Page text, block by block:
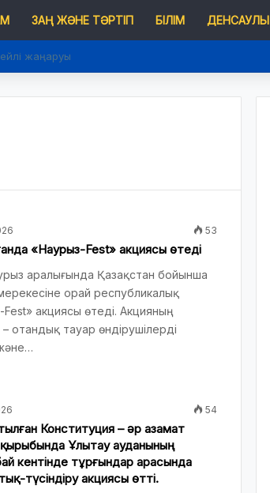
ЗАҢ ЖӘНЕ ТӘРТІП БІЛІМ ДЕНСАУЛЫҚ
жаңаруы
53
«Наурыз-Fest» акциясы өтеді
аралығында Қазақстан бойынша
орай республикалық
акциясы өтеді. Акцияның
отандық тауар өндірушілерді
54
Конституция – әр азамат
Ұлытау ауданының
кентінде тұрғындар арасында
түсіндіру акциясы өтті.